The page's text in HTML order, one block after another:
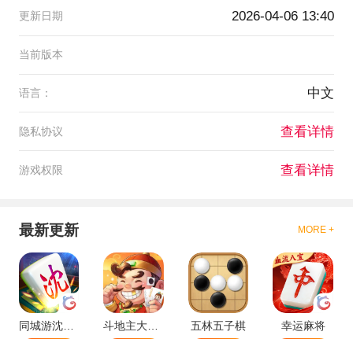
更新日期 2026-04-06 13:40
当前版本
语言： 中文
隐私协议 查看详情
游戏权限 查看详情
最新更新 MORE +
同城游沈阳麻将
五林五子棋
幸运麻将